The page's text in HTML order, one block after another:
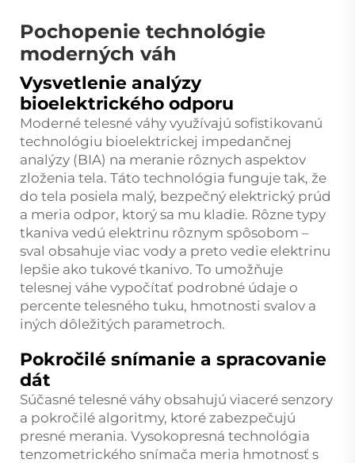
Pochopenie technológie
moderných váh
Vysvetlenie analýzy
bioelektrického odporu
Moderné telesné váhy využívajú sofistikovanú
technológiu bioelektrickej impedančnej
analýzy (BIA) na meranie rôznych aspektov
zloženia tela. Táto technológia funguje tak, že
do tela posiela malý, bezpečný elektrický prúd
a meria odpor, ktorý sa mu kladie. Rôzne typy
tkaniva vedú elektrinu rôznym spôsobom –
sval obsahuje viac vody a preto vedie elektrinu
lepšie ako tukové tkanivo. To umožňuje
telesnej váhe vypočítať podrobné údaje o
percente telesného tuku, hmotnosti svalov a
iných dôležitých parametroch.
Pokročilé snímanie a spracovanie
dát
Súčasné telesné váhy obsahujú viaceré senzory
a pokročilé algoritmy, ktoré zabezpečujú
presné merania. Vysokopresná technológia
tenzometrického snímača meria hmotnosť s